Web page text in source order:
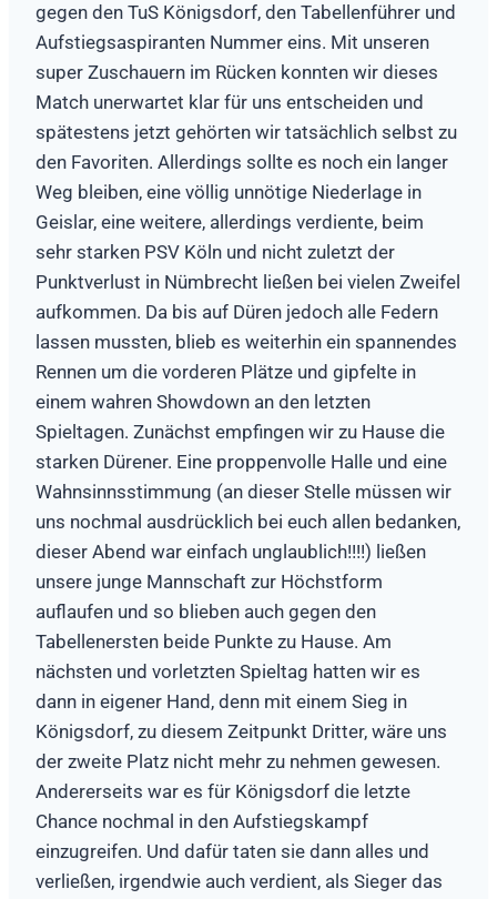
gegen den TuS Königsdorf, den Tabellenführer und
Aufstiegsaspiranten Nummer eins. Mit unseren
super Zuschauern im Rücken konnten wir dieses
Match unerwartet klar für uns entscheiden und
spätestens jetzt gehörten wir tatsächlich selbst zu
den Favoriten. Allerdings sollte es noch ein langer
Weg bleiben, eine völlig unnötige Niederlage in
Geislar, eine weitere, allerdings verdiente, beim
sehr starken PSV Köln und nicht zuletzt der
Punktverlust in Nümbrecht ließen bei vielen Zweifel
aufkommen. Da bis auf Düren jedoch alle Federn
lassen mussten, blieb es weiterhin ein spannendes
Rennen um die vorderen Plätze und gipfelte in
einem wahren Showdown an den letzten
Spieltagen. Zunächst empfingen wir zu Hause die
starken Dürener. Eine proppenvolle Halle und eine
Wahnsinnsstimmung (an dieser Stelle müssen wir
uns nochmal ausdrücklich bei euch allen bedanken,
dieser Abend war einfach unglaublich!!!!) ließen
unsere junge Mannschaft zur Höchstform
auflaufen und so blieben auch gegen den
Tabellenersten beide Punkte zu Hause. Am
nächsten und vorletzten Spieltag hatten wir es
dann in eigener Hand, denn mit einem Sieg in
Königsdorf, zu diesem Zeitpunkt Dritter, wäre uns
der zweite Platz nicht mehr zu nehmen gewesen.
Andererseits war es für Königsdorf die letzte
Chance nochmal in den Aufstiegskampf
einzugreifen. Und dafür taten sie dann alles und
verließen, irgendwie auch verdient, als Sieger das